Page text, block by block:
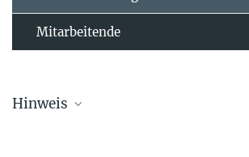
Mitarbeitende
Hinweis